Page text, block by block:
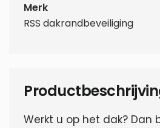
Merk
RSS dakrandbeveiliging
Werkt u op het dak? Dan